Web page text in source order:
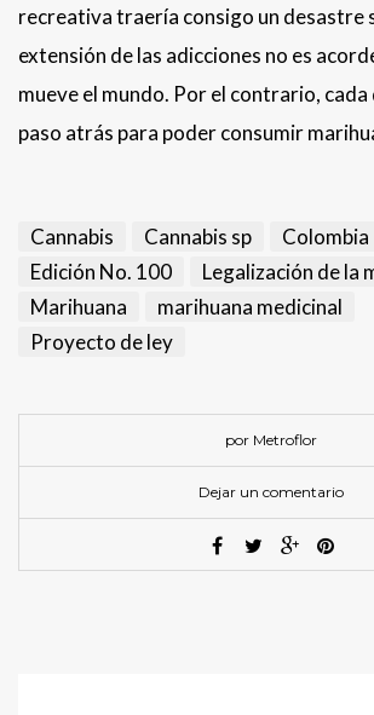
recreativa traería consigo un desastre
extensión de las adicciones no es
mueve el mundo. Por el contrario, cada
paso atrás para poder consumir
Cannabis Cannabis sp
Colombia
Edición No. 100
Legalización de la
Marihuana
marihuana medicinal
Proyecto de ley
por Metroflor
Dejar un comentario